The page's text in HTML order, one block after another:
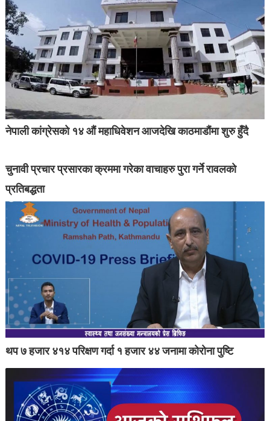
नेपाली कांग्रेसको १४ औं महाधिवेशन आजदेखि काठमाडौंमा शुरु हुँदै
चुनावी प्रचार प्रसारका क्रममा गरेका वाचाहरु पुरा गर्ने रावलको
प्रतिबद्धता
थप ७ हजार ४१४ परिक्षण गर्दा १ हजार ४४ जनामा कोरोना पुष्टि